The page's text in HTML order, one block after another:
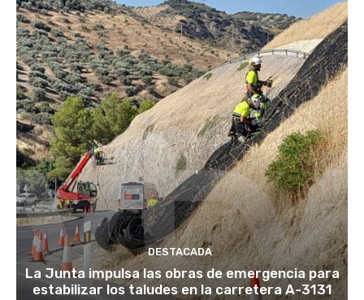
DESTACADA
La Junta impulsa las obras de emergencia para
estabilizar los taludes en la carretera A-3131